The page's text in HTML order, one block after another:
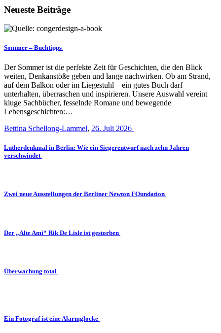
Neueste Beiträge
Sommer – Buchtipps
Der Sommer ist die perfekte Zeit für Geschichten, die den Blick
weiten, Denkanstöße geben und lange nachwirken. Ob am Strand,
auf dem Balkon oder im Liegestuhl – ein gutes Buch darf
unterhalten, überraschen und inspirieren. Unsere Auswahl vereint
kluge Sachbücher, fesselnde Romane und bewegende
Lebensgeschichten:…
Bettina Schellong-Lammel, 26. Juli 2026
Lutherdenkmal in Berlin: Wie ein Siegerentwurf nach zehn Jahren
verschwindet
Zwei neue Ausstellungen der Berliner Newton FOundation
Der „Alte Ami“ Rik De Lisle ist gestorben
Überwachung total
Ein Fotograf ist eine Alarmglocke